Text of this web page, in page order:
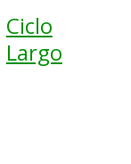
Ciclo
Largo